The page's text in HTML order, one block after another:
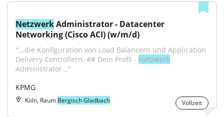
Netzwerk Administrator - Datacenter
Networking (Cisco ACI) (w/m/d)
"...die Konfiguration von Load Balancern und Application
Delivery Controllern. ## Dein Profil - Netzwerk
Administrator..."
KPMG
Köln, Raum Bergisch Gladbach Vollzeit